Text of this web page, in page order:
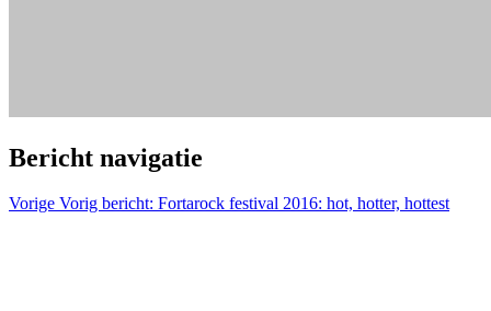
Bericht navigatie
Vorige Vorig bericht: Fortarock festival 2016: hot, hotter, hottest